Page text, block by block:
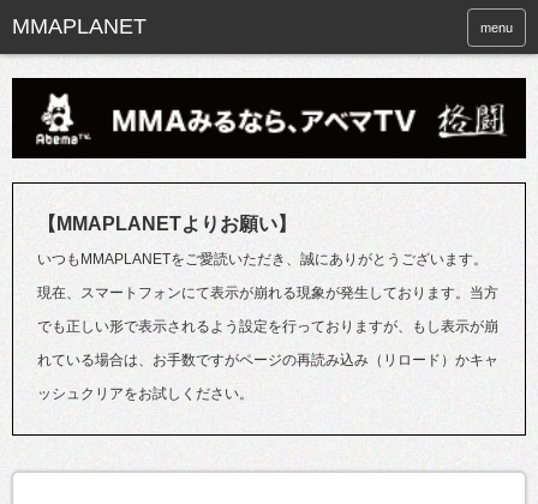
menu
【MMAPLANETよりお願い】
いつもMMAPLANETをご愛読いただき、誠にありがとうございます。
現在、スマートフォンにて表示が崩れる現象が発生しております。当方
でも正しい形で表示されるよう設定を行っておりますが、もし表示が崩
れている場合は、お手数ですがページの再読み込み（リロード）かキャ
ッシュクリアをお試しください。